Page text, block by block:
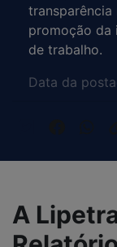
transparência
promoção da
de trabalho.
Data da
A